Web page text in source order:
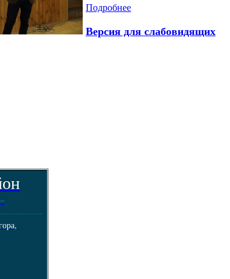
Подробнее
Версия для слабовидящих